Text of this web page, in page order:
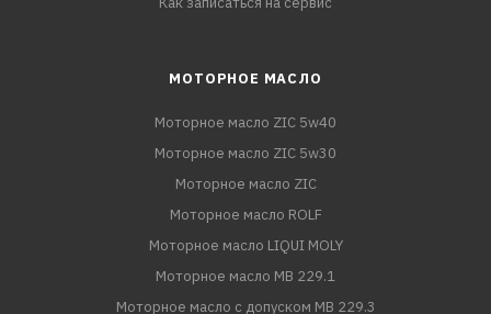
МОТОРНОЕ МАСЛО
Моторное масло ZIC 5w40
Моторное масло ZIC 5w30
Моторное масло ZIC
Моторное масло ROLF
Моторное масло LIQUI MOLY
Моторное масло MB 229.1
Моторное масло с допуском MB 229.3